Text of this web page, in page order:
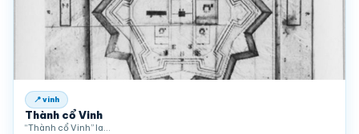
📍 vinh
Thành cổ Vinh
“Thành cổ Vinh” la…